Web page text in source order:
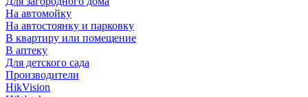
На автомойку
На автостоянку и парковку
В квартиру или помещение
В аптеку
Для детского сада
Производители
HikVision